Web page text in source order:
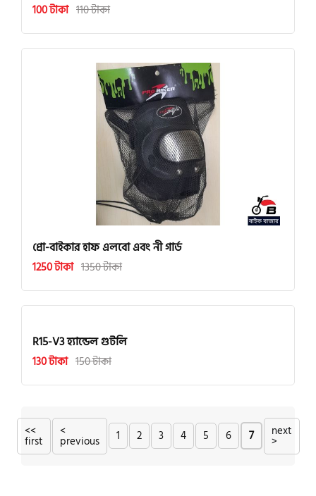
100 টাকা 110 টাকা
প্রো-বাইকার হাফ এলবো এবং নী গার্ড
1250 টাকা 1350 টাকা
R15-V3 হ্যান্ডেল গুটলি
130 টাকা 150 টাকা
<<
first
<
previous 1 2 3 4 5 6 7 next
>